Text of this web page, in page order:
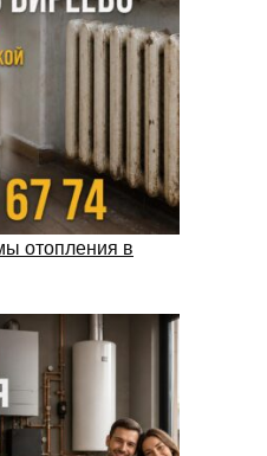
отопления в